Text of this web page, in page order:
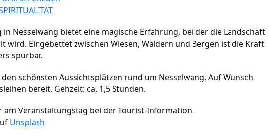
Nesselwang bietet eine magische Erfahrung, bei der die Landschaft
wird. Eingebettet zwischen Wiesen, Wäldern und Bergen ist die Kraft
spürbar.
schönsten Aussichtsplätzen rund um Nesselwang. Auf Wunsch
bereit. Gehzeit: ca. 1,5 Stunden.
am Veranstaltungstag bei der Tourist-Information.
Unsplash